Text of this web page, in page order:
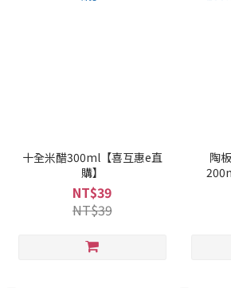
十全米醋300ml【喜互惠e直
購】
NT$39
NT$39
陶